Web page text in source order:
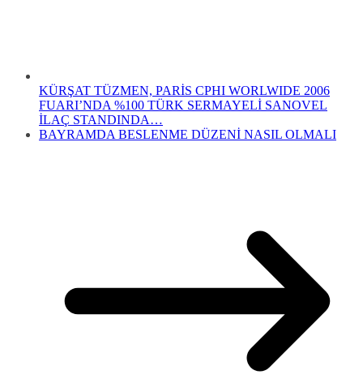
KÜRŞAT TÜZMEN, PARİS CPHI WORLWIDE 2006
FUARI’NDA %100 TÜRK SERMAYELİ SANOVEL
İLAÇ STANDINDA…
BAYRAMDA BESLENME DÜZENİ NASIL OLMALI